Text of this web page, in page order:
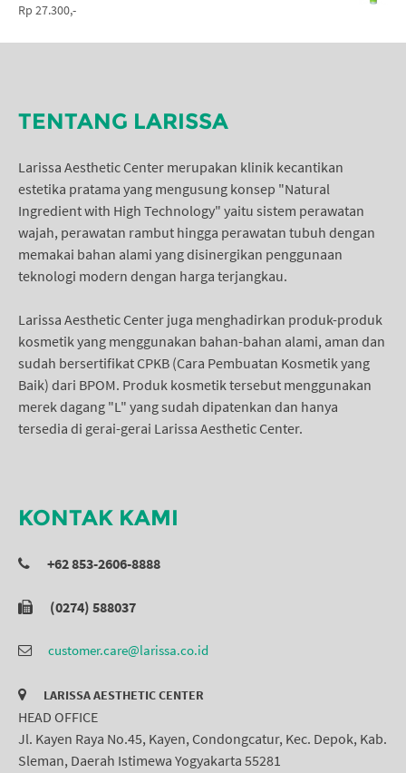
Rp 27.300,-
TENTANG LARISSA
Larissa Aesthetic Center merupakan klinik kecantikan
estetika pratama yang mengusung konsep "Natural
Ingredient with High Technology" yaitu sistem perawatan
wajah, perawatan rambut hingga perawatan tubuh dengan
memakai bahan alami yang disinergikan penggunaan
teknologi modern dengan harga terjangkau.
Larissa Aesthetic Center juga menghadirkan produk-produk
kosmetik yang menggunakan bahan-bahan alami, aman dan
sudah bersertifikat CPKB (Cara Pembuatan Kosmetik yang
Baik) dari BPOM. Produk kosmetik tersebut menggunakan
merek dagang "L" yang sudah dipatenkan dan hanya
tersedia di gerai-gerai Larissa Aesthetic Center.
KONTAK KAMI
+62 853-2606-8888
(0274) 588037
customer.care@larissa.co.id
LARISSA AESTHETIC CENTER
HEAD OFFICE
Jl. Kayen Raya No.45, Kayen, Condongcatur, Kec. Depok, Kab.
Sleman, Daerah Istimewa Yogyakarta 55281